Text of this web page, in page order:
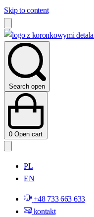
Skip to content
Search open
0 Open cart
PL
EN
+48 733 663 633
kontakt